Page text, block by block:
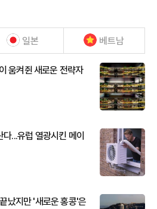
일본 베트남
움켜쥔 새로운 전략자
...유럽 열광시킨 메이
났지만 '새로운 홍콩'은